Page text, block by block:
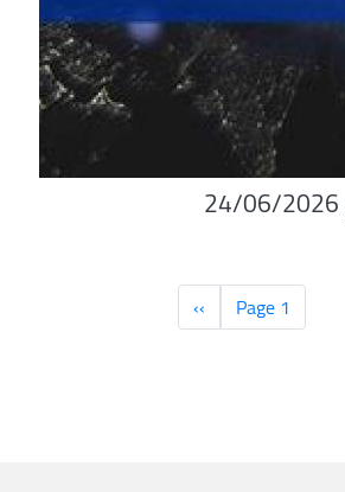
Page 1 الصفحة
التالية
››